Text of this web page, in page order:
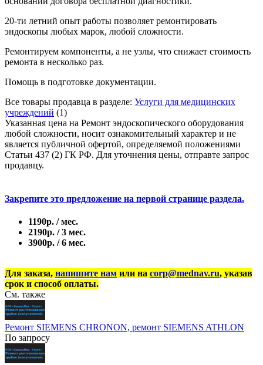
20-ти летний опыт работы позволяет ремонтировать
эндоскопы любых марок, любой сложности.
Ремонтируем компоненты, а не узлы, что снижает стоимость
ремонта в несколько раз.
Помощь в подготовке документации.
Все товары продавца в разделе: Услуги для медицинских
учреждений (1)
Указанная цена на Ремонт эндоскопического оборудования
любой сложности, носит ознакомительный характер и не
является публичной офертой, определяемой положениями
Статьи 437 (2) ГК РФ. Для уточнения цены, отправте запрос
продавцу.
Закрепите это предложение на первой странице раздела.
1190р. / мес.
2190р. / 3 мес.
3900р. / 6 мес.
Для заказа, напишите нам или на corp@mednav.ru, указав
срок и способ оплаты.
См. также
Ремонт SIEMENS CHRONON, ремонт SIEMENS ATHLON
По запросу